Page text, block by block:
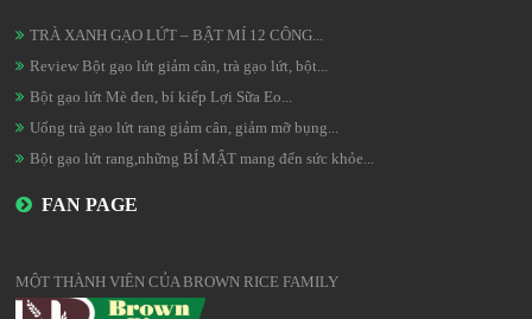
TRÀ XANH GẠO LỨT – BẬT MÍ 12 CÔNG...
Review Bột gạo lứt giảm cân, trà gạo lứt, bột...
Bột gạo lứt Mè đen, bí kiếp Lợi Sữa Eo...
Uống trà gạo lứt rang giảm cân, giảm mỡ bụng...
Bột gạo lứt rang,những BÍ MẬT mang đến sức khỏe...
FAN PAGE
MỘT THÀNH VIÊN CỦA BROWN RICE FAMILY